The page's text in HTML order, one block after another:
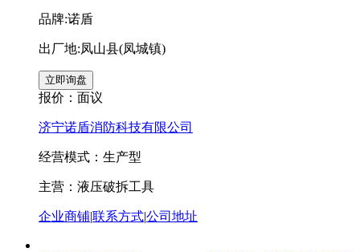
品牌:诺盾
出厂地:凤山县(凤城镇)
报价： 面议
济宁诺盾消防科技有限公司
经营模式：生产型
主营：液压破拆工具
企业商铺|联系方式|公司地址